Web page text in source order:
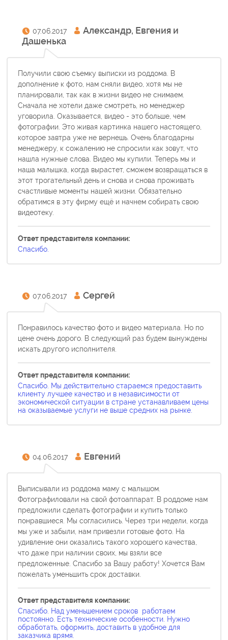
07.06.2017
Александр, Евгения и
Дашенька
Получили свою съемку выписки из роддома. В
дополнение к фото, нам сняли видео, хотя мы не
планировали, так как в жизни видео не снимаем.
Сначала не хотели даже смотреть, но менеджер
уговорила. Оказывается, видео - это больше, чем
фотографии. Это живая картинка нашего настоящего,
которое завтра уже не вернешь. Очень благодарны
менеджеру, к сожалению не спросили как зовут, что
нашла нужные слова. Видео мы купили. Теперь мы и
наша малышка, когда вырастет, сможем возвращаться в
этот трогательный день и снова и снова проживать
счастливые моменты нашей жизни. Обязательно
обратимся в эту фирму ещё и начнем собирать свою
видеотеку.
Ответ представителя компании:
Спасибо.
07.06.2017 Сергей
Понравилось качество фото и видео материала. Но по
цене очень дорого. В следующий раз будем вынуждены
искать другого исполнителя.
Ответ представителя компании:
Спасибо. Мы действительно стараемся предоставить
клиенту лучшее качество и в независимости от
экономической ситуации в стране устанавливаем цены
на оказываемые услуги не выше средних на рынке.
04.06.2017 Евгений
Выписывали из роддома маму с малышом.
Фотографиловали на свой фотоаппарат. В роддоме нам
предложили сделать фотографии и купить только
понравшиеся. Мы согласились. Через три недели, когда
мы уже и забыли, нам привезли готовые фото. На
удивление они оказались такого хорошего качества,
что даже при наличии своих, мы взяли все
предложенные. Спасибо за Вашу работу! Хочется Вам
пожелать уменьшить срок доставки.
Ответ представителя компании:
Спасибо. Над уменьшением сроков работаем
постоянно. Есть технические особенности. Нужно
обработать, оформить, доставить в удобное для
заказчика врямя.